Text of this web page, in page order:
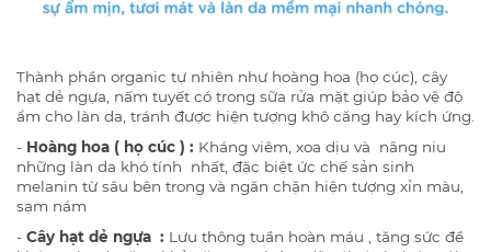
Thành phần organic tự nhiên như hoàng hoa (họ cúc), cây
hạt dẻ ngựa, nấm tuyết có trong sữa rửa mặt giúp bảo vệ độ
ẩm cho làn da, tránh được hiện tượng khô căng hay kích ứng.
- Hoàng hoa ( họ cúc ) : Kháng viêm, xoa dịu và nâng niu
những làn da khó tính nhất, đặc biệt ức chế sản sinh
melanin từ sâu bên trong và ngăn chặn hiện tượng xỉn màu,
sạm nám
- Cây hạt dẻ ngựa : Lưu thông tuần hoàn máu , tăng sức đề